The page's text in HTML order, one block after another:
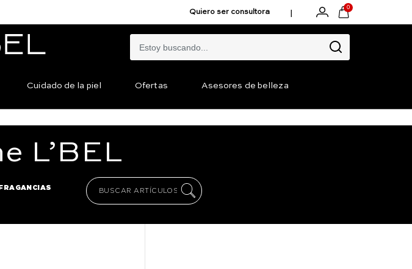
Quiero ser consultora | 0
Cuidado de la piel Ofertas Asesores de belleza
L’BEL